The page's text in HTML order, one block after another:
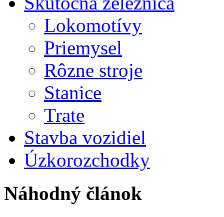
Lokomotívy
Priemysel
Rôzne stroje
Stanice
Trate
Stavba vozidiel
Úzkorozchodky
Náhodný článok